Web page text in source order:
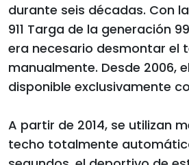
durante seis décadas. Con
911 Targa de la generación
era necesario desmontar el
manualmente. Desde 2006,
disponible exclusivamente
A partir de 2014, se utilizan
techo totalmente